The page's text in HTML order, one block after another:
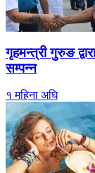
गृहमन्त्री गुरुङ
सम्पन्न
१ महिना अघि